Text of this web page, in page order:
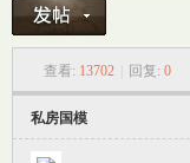
›
查看: 13702 回复: 0
私房国模